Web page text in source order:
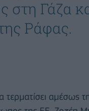
Γάζα
Ράφας.
αμέσως